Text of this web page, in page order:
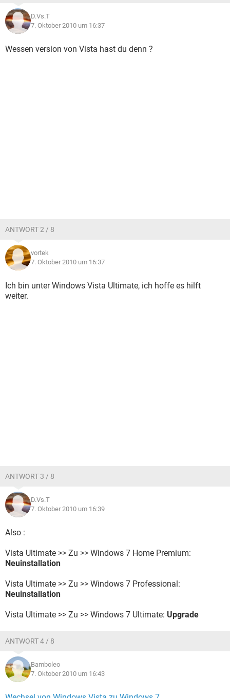
D.Vs.T
7. Oktober 2010 um 16:37
Wessen version von Vista hast du denn ?
ANTWORT 2 / 8
vortek
7. Oktober 2010 um 16:37
Ich bin unter Windows Vista Ultimate, ich hoffe es hilft
weiter.
ANTWORT 3 / 8
D.Vs.T
7. Oktober 2010 um 16:39
Also :
Vista Ultimate >> Zu >> Windows 7 Home Premium:
Neuinstallation
Vista Ultimate >> Zu >> Windows 7 Professional:
Neuinstallation
Vista Ultimate >> Zu >> Windows 7 Ultimate: Upgrade
ANTWORT 4 / 8
Bamboleo
7. Oktober 2010 um 16:43